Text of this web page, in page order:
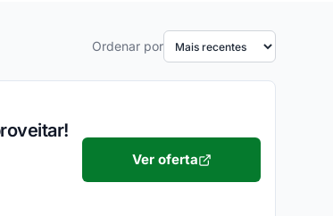
Ordenar por
Ver oferta